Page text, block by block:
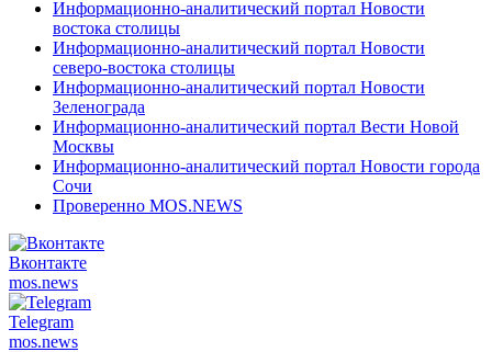
Информационно-аналитический портал Новости
востока столицы
Информационно-аналитический портал Новости
северо-востока столицы
Информационно-аналитический портал Новости
Зеленограда
Информационно-аналитический портал Вести Новой
Москвы
Информационно-аналитический портал Новости города
Сочи
Проверенно MOS.NEWS
Вконтакте
mos.news
Telegram
mos.news